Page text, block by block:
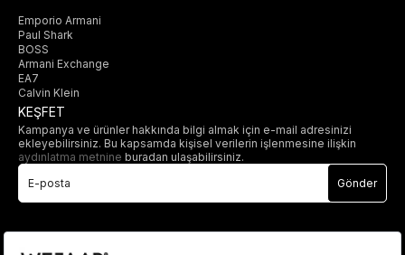
Emporio Armani
Paul Shark
BOSS
Armani Exchange
EA7
Calvin Klein
KEŞFET
Kampanya ve ürünler hakkında bilgi almak için e-mail adresinizi
ekleyebilirsiniz. Bu kapsamda kişisel verilerin işlenmesine ilişkin
aydınlatma metnine buradan ulaşabilirsiniz.
Gönder